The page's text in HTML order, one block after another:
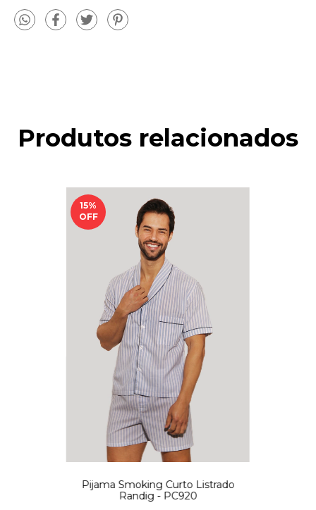
Produtos relacionados
15%
OFF
Pijama Smoking Curto Listrado
Randig - PC920